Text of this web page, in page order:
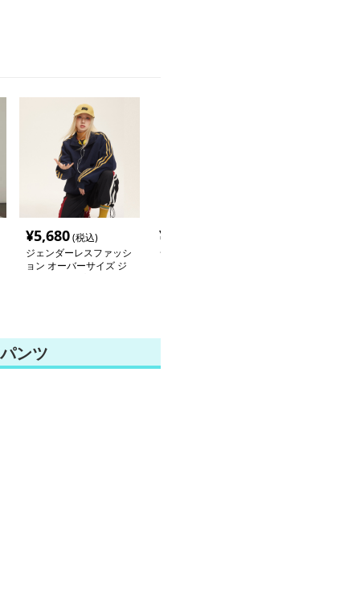
¥5,680(税込)
ジェンダーレスファッシ
ョン オーバーサイズ ジ
¥
ジェンダーレスファッシ
ンツ